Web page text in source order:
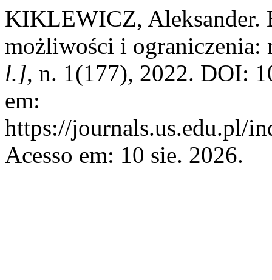
KIKLEWICZ, Aleksander.
możliwości i ograniczenia:
l.], n. 1(177), 2022. DOI:
em:
https://journals.us.edu.pl/
Acesso em: 10 sie. 2026.